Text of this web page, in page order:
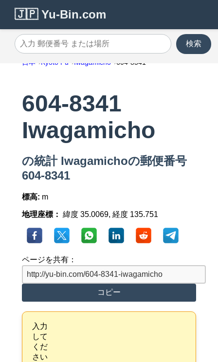
🇯🇵 Yu-Bin.com
入力 郵便番号 または場所
検索
日本 Kyoto Fu Iwagamicho 604-8341
604-8341
Iwagamicho
の統計 Iwagamichoの郵便番号
604-8341
標高: m
地理座標： 緯度 35.0069, 経度 135.751
ページを共有：
コピー
入力
して
くだ
さい